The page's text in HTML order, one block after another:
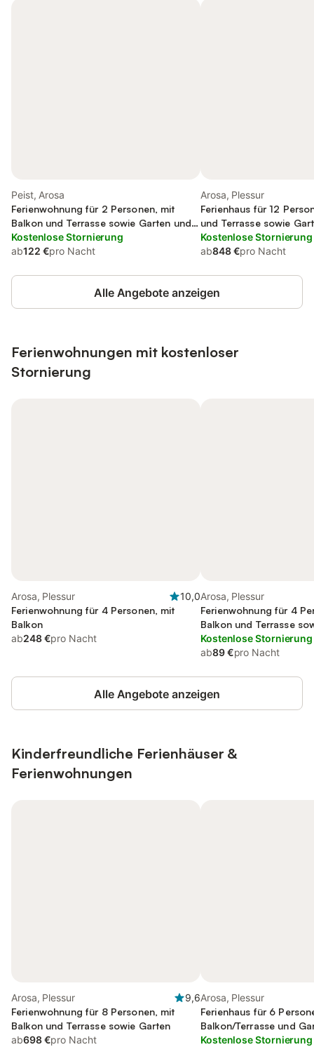
Peist, Arosa
Ferienwohnung für 2 Personen, mit
Balkon und Terrasse sowie Garten und
Ausblick
Kostenlose Stornierung
ab122 €pro Nacht
Arosa, Plessur
Ferienhaus für 12
und Terrasse sowie
Kostenlose Stornierung
ab848 €pro Nacht
Alle Angebote anzeigen
Ferienwohnungen mit kostenloser
Stornierung
Arosa, Plessur
10,0
Ferienwohnung für 4 Personen, mit
Balkon
ab248 €pro Nacht
Arosa, Plessur
Ferienwohnung für 4
Balkon und Terrasse
Kostenlose Stornierung
ab89 €pro Nacht
Alle Angebote anzeigen
Kinderfreundliche Ferienhäuser &
Ferienwohnungen
Arosa, Plessur
9,6
Ferienwohnung für 8 Personen, mit
Balkon und Terrasse sowie Garten
ab698 €pro Nacht
Arosa, Plessur
Ferienhaus für 6
Balkon/Terrasse und
Ausblick
Kostenlose Stornierung